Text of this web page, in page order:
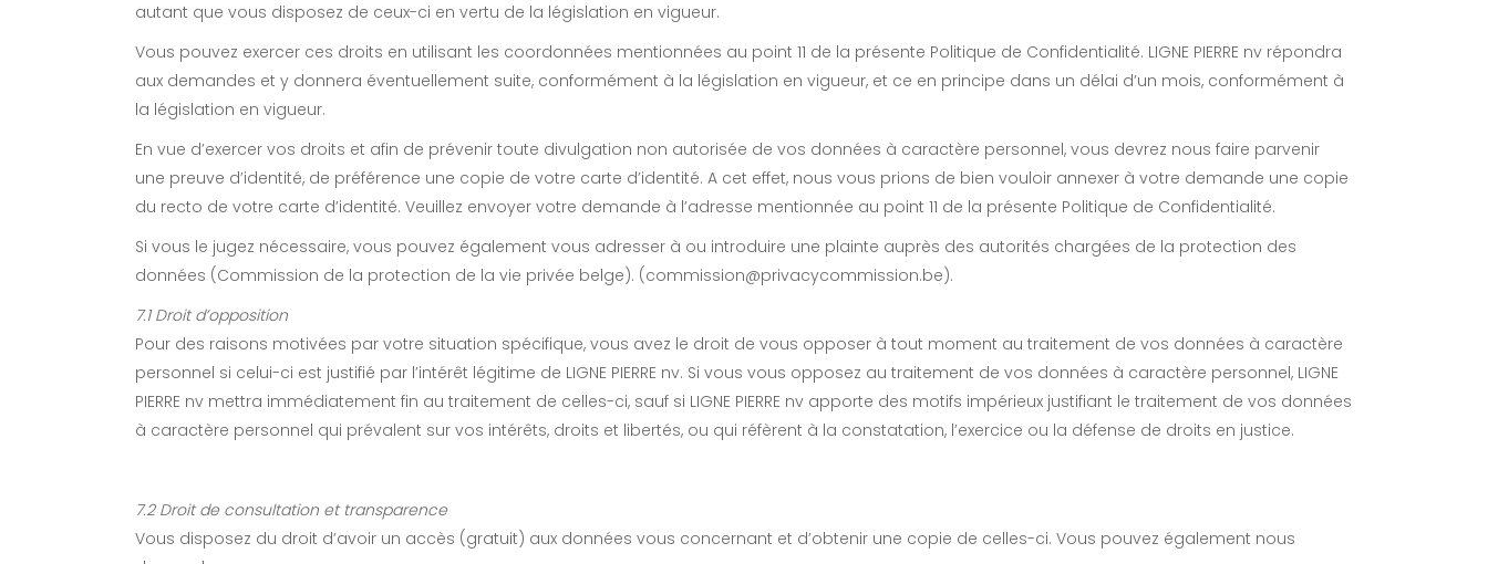
autant que vous disposez de ceux-ci en vertu de la législation en vigueur.
Vous pouvez exercer ces droits en utilisant les coordonnées mentionnées au point 11 de la présente Politique de Confidentialité. LIGNE PIERRE nv répondra
aux demandes et y donnera éventuellement suite, conformément à la législation en vigueur, et ce en principe dans un délai d’un mois, conformément à
la législation en vigueur.
En vue d’exercer vos droits et afin de prévenir toute divulgation non autorisée de vos données à caractère personnel, vous devrez nous faire parvenir
une preuve d’identité, de préférence une copie de votre carte d’identité. A cet effet, nous vous prions de bien vouloir annexer à votre demande une copie
du recto de votre carte d’identité. Veuillez envoyer votre demande à l’adresse mentionnée au point 11 de la présente Politique de Confidentialité.
Si vous le jugez nécessaire, vous pouvez également vous adresser à ou introduire une plainte auprès des autorités chargées de la protection des
données (Commission de la protection de la vie privée belge). (commission@privacycommission.be).
7.1 Droit d’opposition
Pour des raisons motivées par votre situation spécifique, vous avez le droit de vous opposer à tout moment au traitement de vos données à caractère
personnel si celui-ci est justifié par l’intérêt légitime de LIGNE PIERRE nv. Si vous vous opposez au traitement de vos données à caractère personnel, LIGNE
PIERRE nv mettra immédiatement fin au traitement de celles-ci, sauf si LIGNE PIERRE nv apporte des motifs impérieux justifiant le traitement de vos données
à caractère personnel qui prévalent sur vos intérêts, droits et libertés, ou qui réfèrent à la constatation, l’exercice ou la défense de droits en justice.
7.2 Droit de consultation et transparence
Vous disposez du droit d’avoir un accès (gratuit) aux données vous concernant et d’obtenir une copie de celles-ci. Vous pouvez également nous